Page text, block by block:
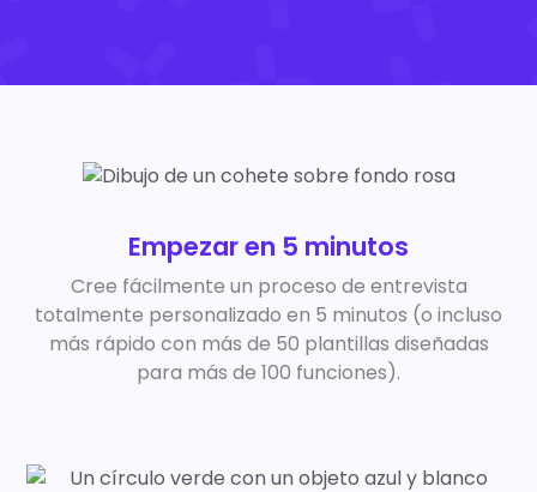
Empezar en 5 minutos
Cree fácilmente un proceso de entrevista
totalmente personalizado en 5 minutos (o incluso
más rápido con más de 50 plantillas diseñadas
para más de 100 funciones).